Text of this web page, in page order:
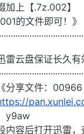
加上【.7z.002】
的文件即可！》
雷云盘保证长久有
分享文件：00966
y9aw
内容后打开迅雷，